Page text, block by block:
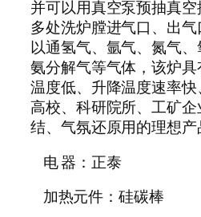
并可以用真空泵预抽真
多处洗炉膛进气口、出
以通氢气、氩气、氮气、
氨分解气等气体，该炉
温度低、升降温度速率
高校、科研院所、工矿
结、气氛还原用的理想产
电 器：正泰
加热元件：硅碳棒